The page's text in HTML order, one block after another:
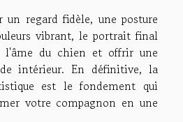
un regard fidèle, une posture
vibrant, le portrait final
du chien et offrir une
intérieur. En définitive, la
est le fondement qui
votre compagnon en une